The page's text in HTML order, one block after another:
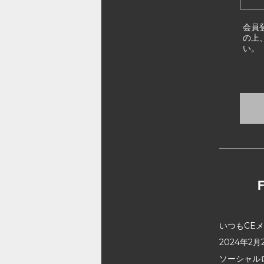
会員
の上
い。
いつもCE
2024年2月
ソーシャ